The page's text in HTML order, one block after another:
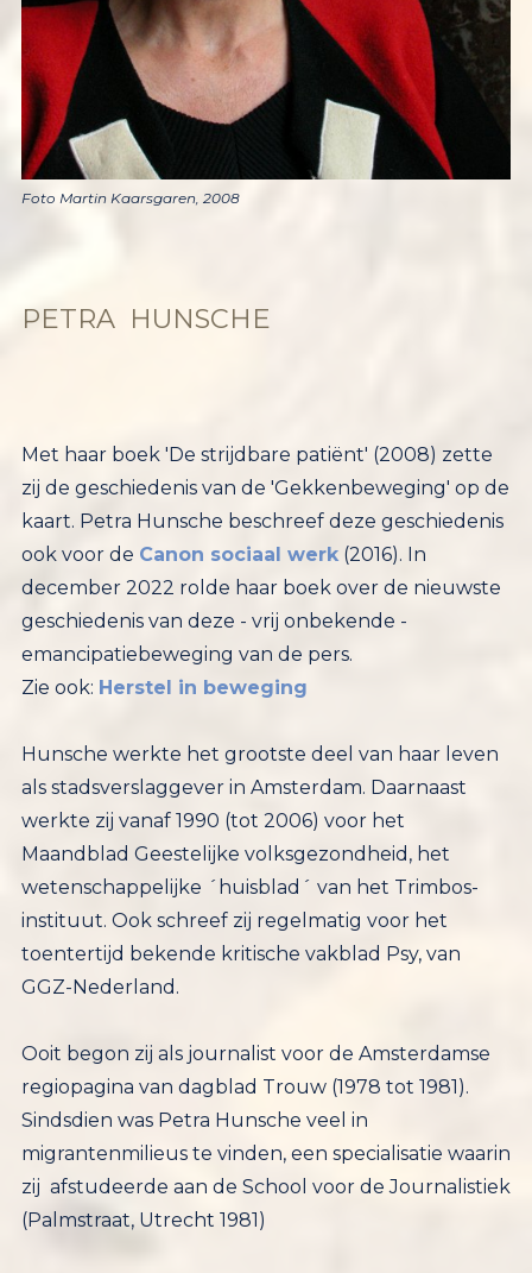
Foto Martin Kaarsgaren, 2008
PETRA HUNSCHE
Met haar boek 'De strijdbare patiënt' (2008) zette
zij de geschiedenis van de 'Gekkenbeweging' op de
kaart. Petra Hunsche beschreef deze geschiedenis
ook voor de Canon sociaal werk(2016). In
december 2022 rolde haar boek over de nieuwste
geschiedenis van deze - vrij onbekende -
emancipatiebeweging van de pers.
Zie ook: Herstel in beweging
Hunsche werkte het grootste deel van haar leven
als stadsverslaggever in Amsterdam. Daarnaast
werkte zij vanaf 1990 (tot 2006) voor het
Maandblad Geestelijke volksgezondheid, het
wetenschappelijke ´huisblad´ van het Trimbos-
instituut. Ook schreef zij regelmatig voor het
toentertijd bekende kritische vakblad Psy, van
GGZ-Nederland.
Ooit begon zij als journalist voor de Amsterdamse
regiopagina van dagblad Trouw (1978 tot 1981).
Sindsdien was Petra Hunsche veel in
migrantenmilieus te vinden, een specialisatie waarin
zij afstudeerde aan de School voor de Journalistiek
(Palmstraat, Utrecht 1981)